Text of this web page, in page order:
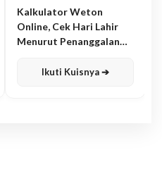
Kalkulator Weton
Online, Cek Hari Lahir
Menurut Penanggalan
Ikuti Kuisnya ➔